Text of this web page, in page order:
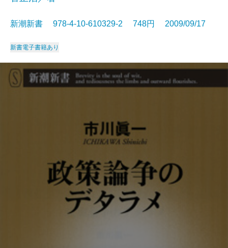
新潮新書 978-4-10-610329-2 748円 2009/09/17
新書電子書籍あり